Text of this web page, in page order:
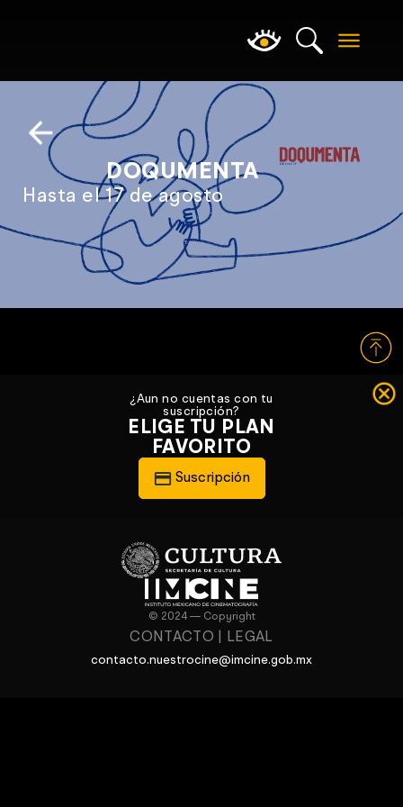
DOQUMENTA
Hasta el 17 de agosto
¿Aun no cuentas con tu
suscripción?
ELIGE TU PLAN
FAVORITO
Suscripción
© 2024 — Copyright
CONTACTO LEGAL
contacto.nuestrocine@imcine.gob.mx